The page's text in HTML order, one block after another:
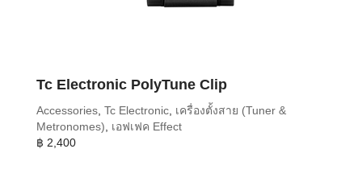
Tc Electronic PolyTune Clip
Accessories, Tc Electronic, เครื่องตั้งสาย (Tuner &
Metronomes), เอฟเฟค Effect
฿ 2,400